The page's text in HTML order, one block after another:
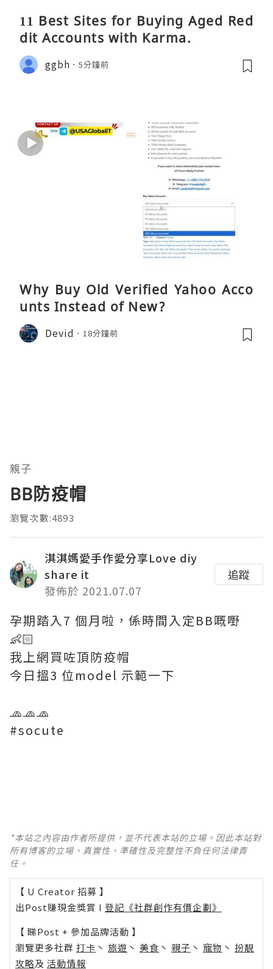
11 Best Sites for Buying Aged Red
dit Accounts with Karma.
ggbh 5分鐘前
Why Buy Old Verified Yahoo Acco
unts Instead of New?
Devid 18分鐘前
親子
BB防疫帽
瀏覽次數:4893
淇淇媽愛手作愛分享Love diy
share it
發佈於 2021.07.07
追蹤
孕期踏入7 個月啦，係時間入定BB嘅嘢
👶🏻
我上網買咗頂防疫帽
今日搵3 位model 示範一下
🧢🧢🧢
#socute